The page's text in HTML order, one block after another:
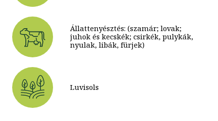
Állattenyésztés: (szamár; lovak;
juhok és kecskék; csirkék, pulykák,
nyulak, libák, fürjek)
Luvisols